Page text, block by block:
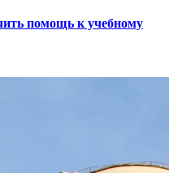
помощь к учебному